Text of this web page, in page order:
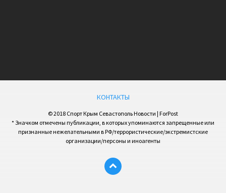
КОНТАКТЫ
© 2018 Спорт Крым Севастополь Новости | ForPost
* Значком отмечены публикации, в которых упоминаются запрещенные или
признанные нежелательными в РФ/террористические/экстремистские
организации/персоны и иноагенты